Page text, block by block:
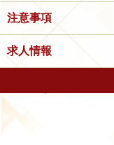
注意事項
求人情報